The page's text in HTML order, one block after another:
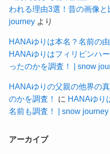
われる理由3選！昔の画像
journeyより
HANAゆりは本名？名前の
HANAゆりはフィリピンハ
ったのかを調査！ | snow
HANAゆりの父親の他界の
のかを調査！
に HANAゆり
名前も調査！ | snow journey
アーカイブ